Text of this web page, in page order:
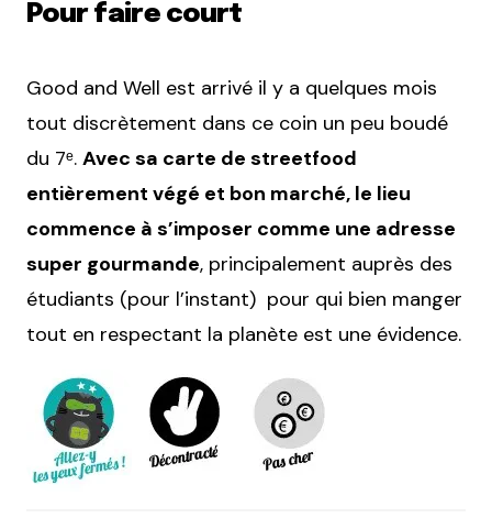
Pour faire court
Good and Well est arrivé il y a quelques mois
tout discrètement dans ce coin un peu boudé
du 7ᵉ. Avec sa carte de streetfood
entièrement végé et bon marché, le lieu
commence à s’imposer comme une adresse
super gourmande, principalement auprès des
étudiants (pour l’instant) pour qui bien manger
tout en respectant la planète est une évidence.